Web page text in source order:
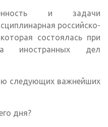
и задачи
российско-
состоялась при
иностранных дел
следующих важнейших
дня?